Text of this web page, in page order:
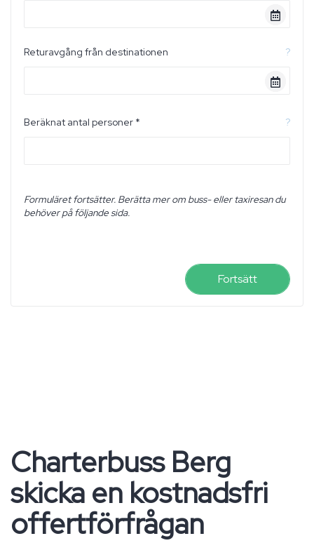
Returavgång från destinationen ?
Beräknat antal personer * ?
Formuläret fortsätter. Berätta mer om buss- eller taxiresan du
behöver på följande sida.
Fortsätt
Charterbuss Berg
skicka en kostnadsfri
offertförfrågan